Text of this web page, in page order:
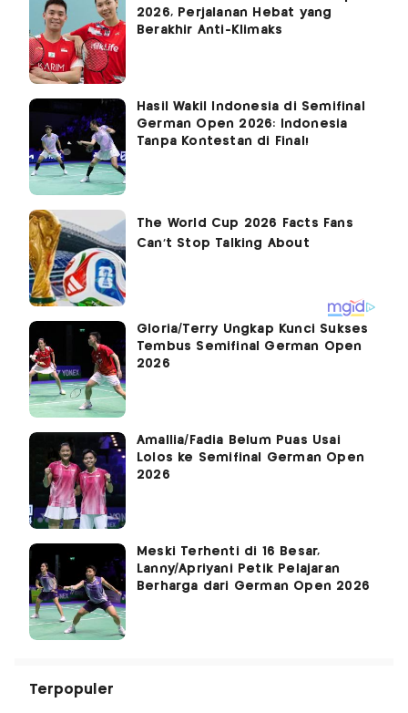
2026, Perjalanan Hebat yang
Berakhir Anti-Klimaks
Hasil Wakil Indonesia di Semifinal
German Open 2026: Indonesia
Tanpa Kontestan di Final!
Gloria/Terry Ungkap Kunci Sukses
Tembus Semifinal German Open
2026
Amallia/Fadia Belum Puas Usai
Lolos ke Semifinal German Open
2026
Meski Terhenti di 16 Besar,
Lanny/Apriyani Petik Pelajaran
Berharga dari German Open 2026
Terpopuler